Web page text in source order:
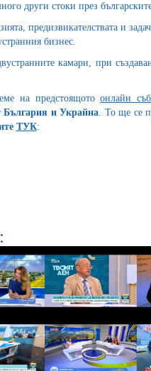
други стоки през
предизвикателствата и
бизнес.
камари, при
на предстоящотоонлайн
България и Украйна. То ще се
ТУК: